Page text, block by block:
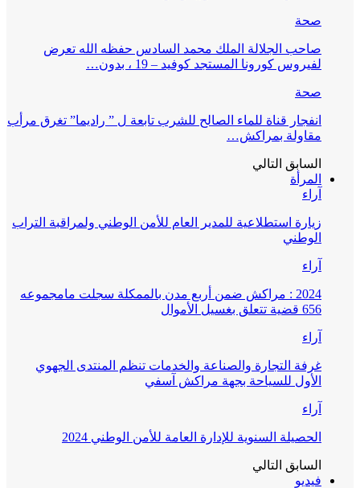
صحة
صاحب الجلالة الملك محمد السادس حفظه الله تعرض
لفيروس كورونا المستجد كوفيد – 19 ، بدون…
صحة
انفجار قناة للماء الصالح للشرب تابعة ل ” راديما” تغرق مرأب
مقاولة بمراكش…
السابق التالي
المرأة
آراء
زيارة استطلاعية للمدير العام للأمن الوطني ولمراقبة التراب
الوطني
آراء
2024 : مراكش ضمن أربع مدن بالممكلة سجلت مامجموعه
656 قضية تتعلق بغسيل الأموال
آراء
غرفة التجارة والصناعة والخدمات تنظم المنتدى الجهوي
الأول للسياحة بجهة مراكش آسفي
آراء
الحصيلة السنوية للإدارة العامة للأمن الوطني 2024
السابق التالي
فيديو